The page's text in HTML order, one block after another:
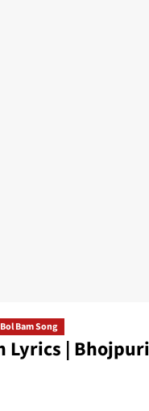
Bol Bam Song
Lyrics |